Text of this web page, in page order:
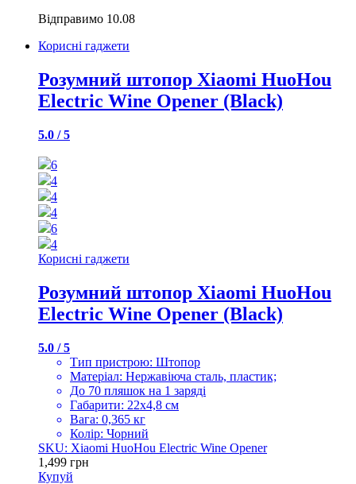
Відправимо 10.08
Корисні гаджети
Розумний штопор Xiaomi HuoHou
Electric Wine Opener (Black)
5.0 / 5
6
4
4
4
6
4
Корисні гаджети
Розумний штопор Xiaomi HuoHou
Electric Wine Opener (Black)
5.0 / 5
Тип пристрою: Штопор
Матеріал: Нержавіюча сталь, пластик;
До 70 пляшок на 1 заряді
Габарити: 22х4,8 см
Вага: 0,365 кг
Колір: Чорний
SKU: Xiaomi HuoHou Electric Wine Opener
1,499 грн
Купуй